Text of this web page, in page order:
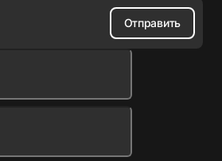
Отправить